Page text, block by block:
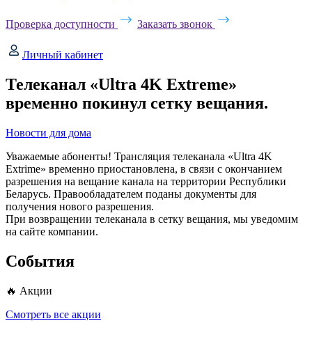
Проверка доступности Заказать звонок
Личный кабинет
Телеканал «Ultra 4K Extreme»
временно покинул сетку вещания.
Новости для дома
Уважаемые абоненты! Трансляция телеканала «Ultra 4K
Extrime» временно приостановлена, в связи с окончанием
разрешения на вещание канала на территории Республики
Беларусь. Правообладателем поданы документы для
получения нового разрешения.
При возвращении телеканала в сетку вещания, мы уведомим
на сайте компании.
События
🔥 Акции
Смотреть все акции